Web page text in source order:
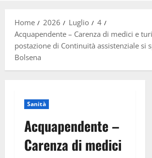
Home
2026 Luglio
4
Acquapendente – Carenza di medici e
postazione di Continuità assistenziale si
Bolsena
Sanità
Acquapendente –
Carenza di medici